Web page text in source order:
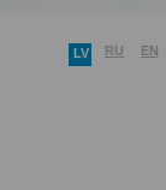
LV RU EN